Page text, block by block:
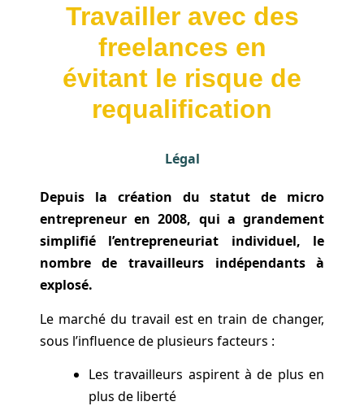
Travailler avec des
freelances en
évitant le risque de
requalification
Légal
Depuis la création du statut de micro
entrepreneur en 2008, qui a grandement
simplifié l’entrepreneuriat individuel, le
nombre de travailleurs indépendants à
explosé.
Le marché du travail est en train de changer,
sous l’influence de plusieurs facteurs :
Les travailleurs aspirent à de plus en
plus de liberté